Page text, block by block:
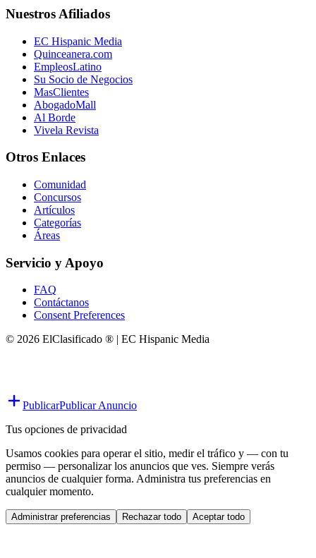
Nuestros Afiliados
EC Hispanic Media
Quinceanera.com
EmpleosLatino
Su Socio de Negocios
MasClientes
AbogadoMall
Al Borde
Vivela Revista
Otros Enlaces
Comunidad
Concursos
Artículos
Categorías
Áreas
Servicio y Apoyo
FAQ
Contáctanos
Consent Preferences
© 2026 ElClasificado ® | EC Hispanic Media
PublicarPublicar Anuncio
Tus opciones de privacidad
Usamos cookies para operar el sitio, medir el tráfico y — con tu
permiso — personalizar los anuncios que ves. Siempre verás
anuncios de cualquier forma. Administra tus preferencias en
cualquier momento.
Administrar preferencias Rechazar todo Aceptar todo